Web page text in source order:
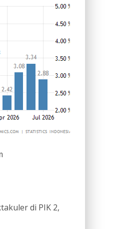
di PIK 2,